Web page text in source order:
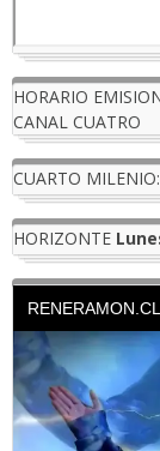
HORARIO
CANAL CUATRO
CUARTO MILENIO:
HORIZONTE